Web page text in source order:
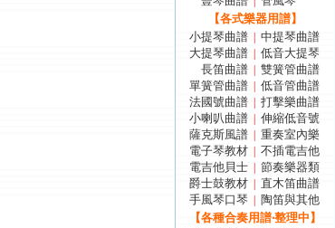
【各式樂器用譜】
小提琴曲譜
中提琴曲譜
大提琴曲譜
低音大提琴
長笛曲譜
雙簧管曲譜
單簧管曲譜
低音管曲譜
法國號曲譜
打擊樂曲譜
小喇叭曲譜
伸縮低音號
薩克斯風譜
重奏室內樂
電子琴教材
不插電吉他
電吉他貝士
節奏樂器類
爵士鼓教材
直木笛曲譜
手風琴口琴
陶笛與其他
【各種合奏用譜‧整理中】